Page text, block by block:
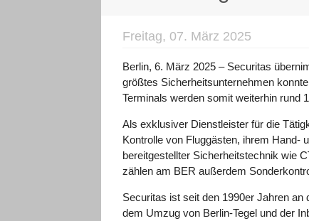
Freitag, 07. März 2025
Berlin, 6. März 2025 – Securitas
größtes Sicherheitsunternehmen
Terminals werden somit weiterhin rund
Als exklusiver Dienstleister für die
Kontrolle von Fluggästen, ihrem Hand-
bereitgestellter Sicherheitstechnik wie
zählen am BER außerdem
Securitas ist seit den 1990er Jahren
dem Umzug von Berlin-Tegel und der